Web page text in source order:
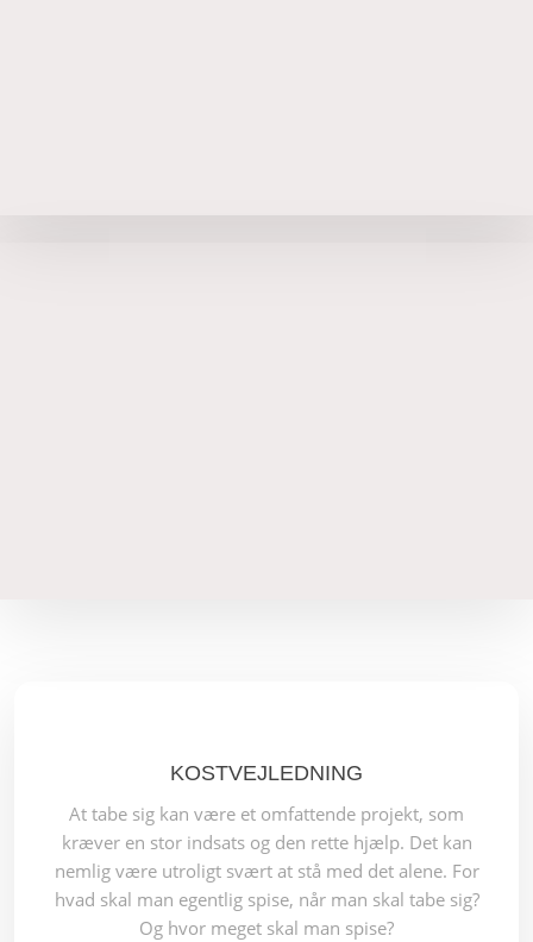
KOSTVEJLEDNING​
At tabe sig kan være et omfattende projekt, som
kræver en stor indsats og den rette hjælp. Det kan
nemlig være utroligt svært at stå med det alene. For
hvad skal man egentlig spise, når man skal tabe sig?
Og hvor meget skal man spise?